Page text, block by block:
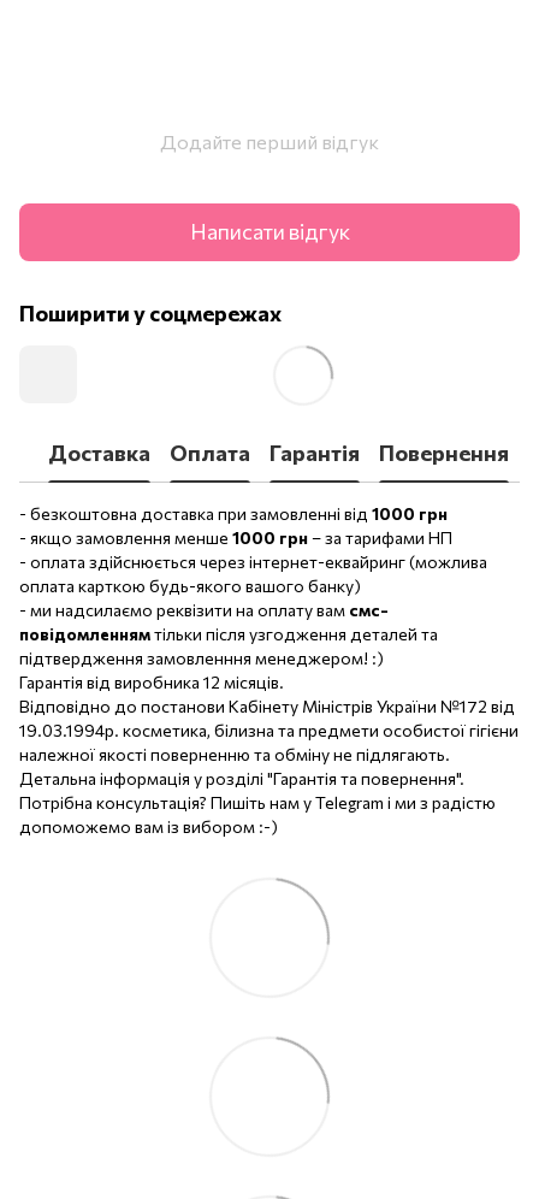
Додайте перший відгук
Написати відгук
Поширити у соцмережах
Доставка Оплата Гарантія Повернення
- безкоштовна доставка при замовленні від 1000 грн
- якщо замовлення менше 1000 грн– за тарифами НП
- оплата здійснюється через інтернет-еквайринг (можлива
оплата карткою будь-якого вашого банку)
- ми надсилаємо реквізити на оплату вам смс-
повідомленнямтільки після узгодження деталей та
підтвердження замовленння менеджером! :)
Гарантія від виробника 12 місяців.
Відповідно до постанови Кабінету Міністрів України №172 від
19.03.1994р. косметика, білизна та предмети особистої гігієни
належної якості поверненню та обміну не підлягають.
Детальна інформація у розділі "Гарантія та повернення".
Потрібна консультація? Пишіть нам у Telegram і ми з радістю
допоможемо вам із вибором :-)